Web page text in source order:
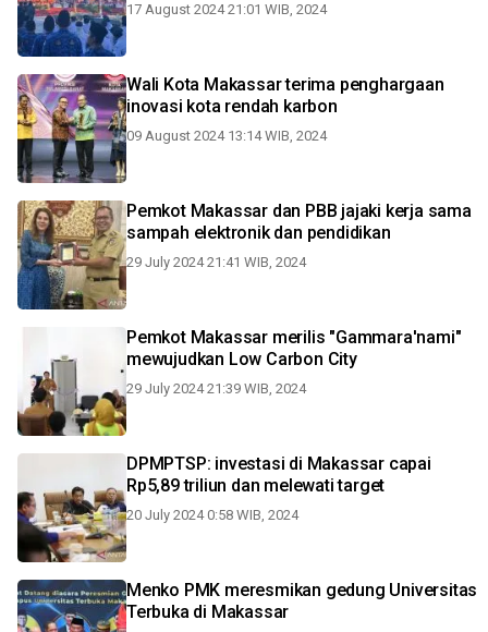
17 August 2024 21:01 WIB, 2024
Wali Kota Makassar terima penghargaan
inovasi kota rendah karbon
09 August 2024 13:14 WIB, 2024
Pemkot Makassar dan PBB jajaki kerja sama
sampah elektronik dan pendidikan
29 July 2024 21:41 WIB, 2024
Pemkot Makassar merilis "Gammara'nami"
mewujudkan Low Carbon City
29 July 2024 21:39 WIB, 2024
DPMPTSP: investasi di Makassar capai
Rp5,89 triliun dan melewati target
20 July 2024 0:58 WIB, 2024
Menko PMK meresmikan gedung Universitas
Terbuka di Makassar